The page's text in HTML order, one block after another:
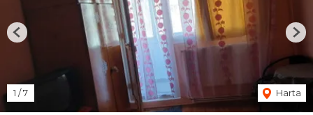
1 /7 Harta
Previous